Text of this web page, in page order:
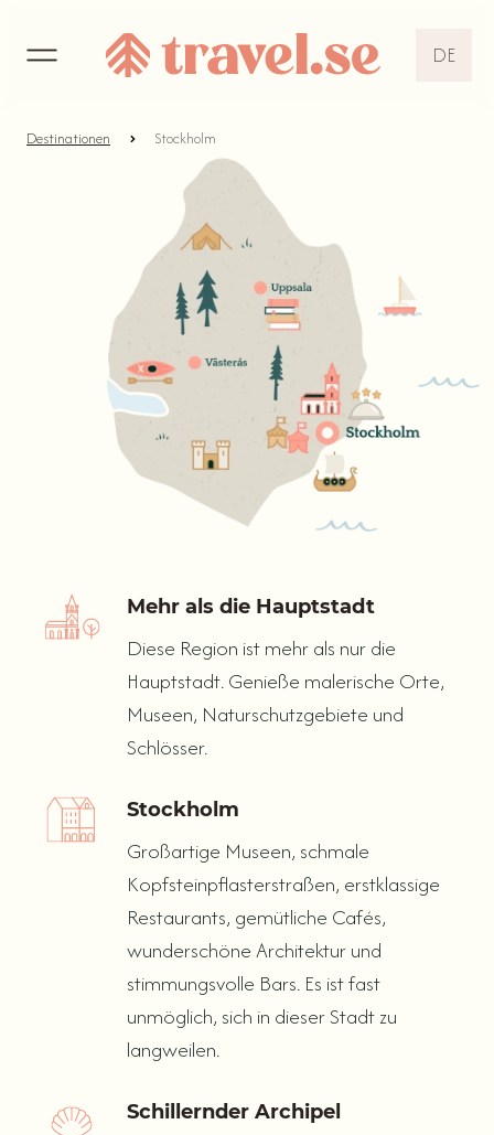
DE
Destinationen Stockholm
Mehr als die Hauptstadt
Diese Region ist mehr als nur die
Hauptstadt. Genieße malerische Orte,
Museen, Naturschutzgebiete und
Schlösser.
Stockholm
Großartige Museen, schmale
Kopfsteinpflasterstraßen, erstklassige
Restaurants, gemütliche Cafés,
wunderschöne Architektur und
stimmungsvolle Bars. Es ist fast
unmöglich, sich in dieser Stadt zu
langweilen.
Schillernder Archipel